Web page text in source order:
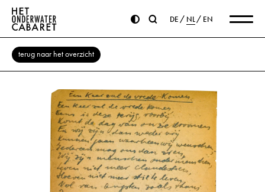
DE NL EN
terug naar het overzicht